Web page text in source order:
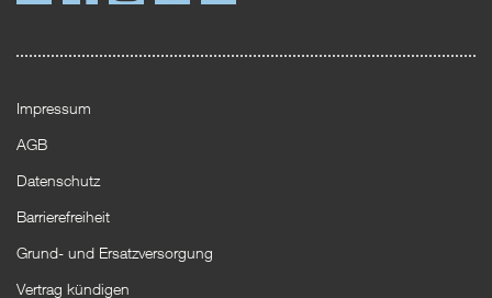
YouTubeFacebook
Impressum
AGB
Datenschutz
Barrierefreiheit
Grund- und Ersatzversorgung
Vertrag kündigen